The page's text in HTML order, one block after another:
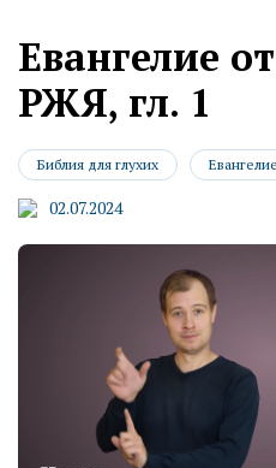
Евангелие
РЖЯ, гл. 1
Библия для глухих
02.07.2024